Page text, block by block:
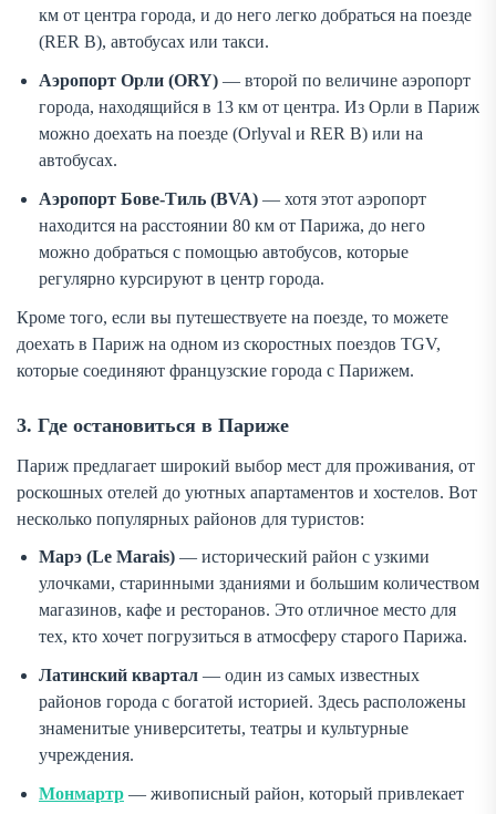
км от центра города, и до него легко добраться на поезде
(RER B), автобусах или такси.
Аэропорт Орли (ORY) — второй по величине аэропорт
города, находящийся в 13 км от центра. Из Орли в Париж
можно доехать на поезде (Orlyval и RER B) или на
автобусах.
Аэропорт Бове-Тиль (BVA) — хотя этот аэропорт
находится на расстоянии 80 км от Парижа, до него
можно добраться с помощью автобусов, которые
регулярно курсируют в центр города.
Кроме того, если вы путешествуете на поезде, то можете
доехать в Париж на одном из скоростных поездов TGV,
которые соединяют французские города с Парижем.
3. Где остановиться в Париже
Париж предлагает широкий выбор мест для проживания, от
роскошных отелей до уютных апартаментов и хостелов. Вот
несколько популярных районов для туристов:
Марэ (Le Marais) — исторический район с узкими
улочками, старинными зданиями и большим количеством
магазинов, кафе и ресторанов. Это отличное место для
тех, кто хочет погрузиться в атмосферу старого Парижа.
Латинский квартал — один из самых известных
районов города с богатой историей. Здесь расположены
знаменитые университеты, театры и культурные
учреждения.
Монмартр — живописный район, который привлекает